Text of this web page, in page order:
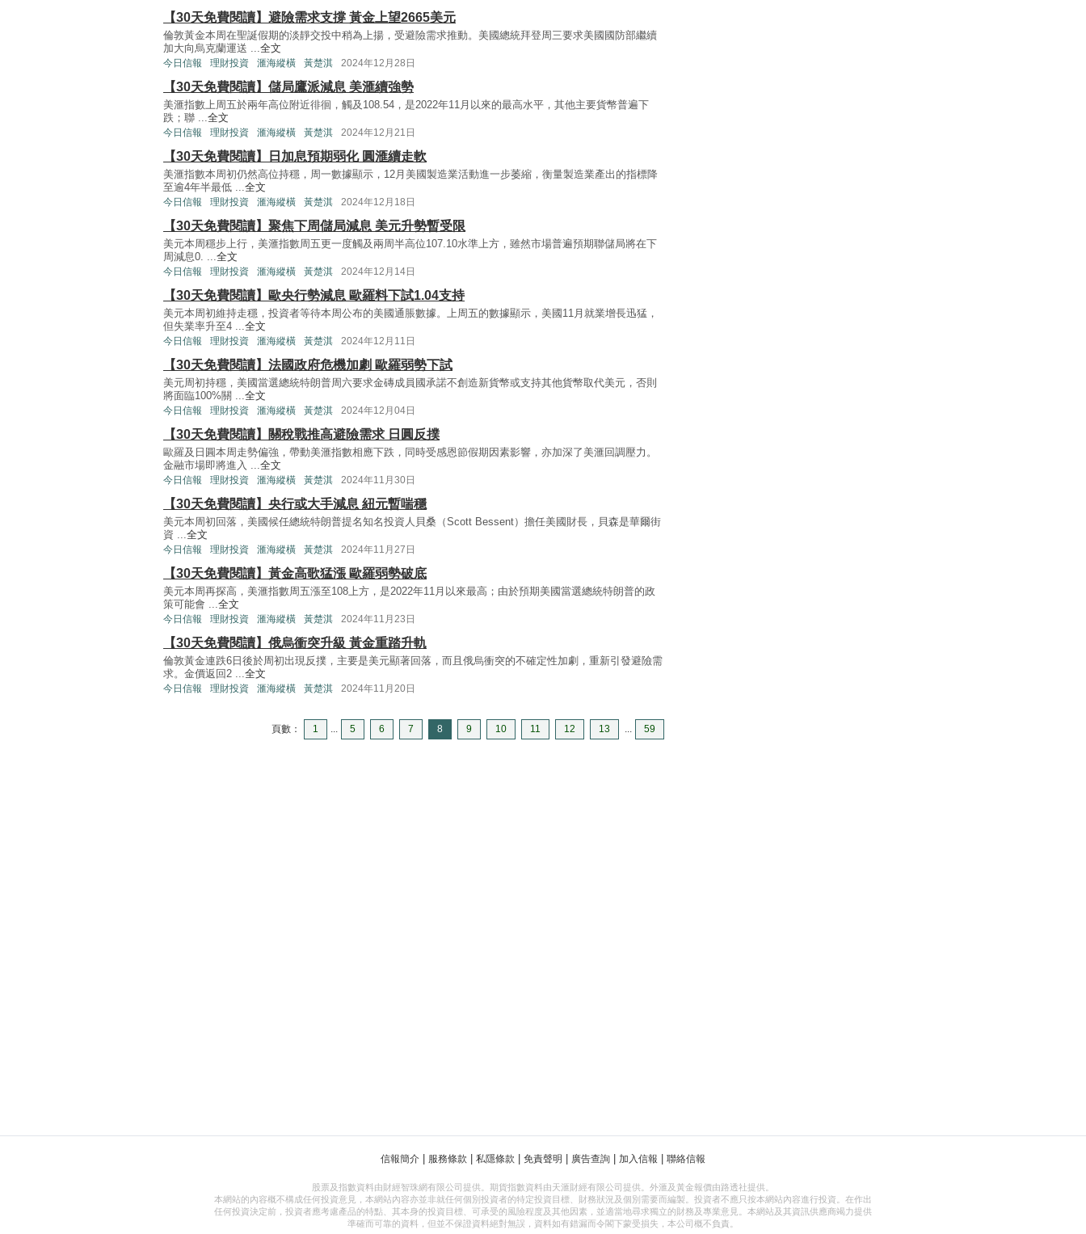
【30天免費閱讀】避險需求支撐 黃金上望2665美元
倫敦黃金本周在聖誕假期的淡靜交投中稍為上揚，受避險需求推動。美國總統拜登周三要求美國國防部繼續
加大向烏克蘭運送 ...全文
今日信報 理財投資 滙海縱橫 黃楚淇 2024年12月28日
【30天免費閱讀】儲局鷹派減息 美滙續強勢
美滙指數上周五於兩年高位附近徘徊，觸及108.54，是2022年11月以來的最高水平，其他主要貨幣普遍下
跌；聯 ...全文
今日信報 理財投資 滙海縱橫 黃楚淇 2024年12月21日
【30天免費閱讀】日加息預期弱化 圓滙續走軟
美滙指數本周初仍然高位持穩，周一數據顯示，12月美國製造業活動進一步萎縮，衡量製造業產出的指標降
至逾4年半最低 ...全文
今日信報 理財投資 滙海縱橫 黃楚淇 2024年12月18日
【30天免費閱讀】聚焦下周儲局減息 美元升勢暫受限
美元本周穩步上行，美滙指數周五更一度觸及兩周半高位107.10水準上方，雖然市場普遍預期聯儲局將在下
周減息0. ...全文
今日信報 理財投資 滙海縱橫 黃楚淇 2024年12月14日
【30天免費閱讀】歐央行勢減息 歐羅料下試1.04支持
美元本周初維持走穩，投資者等待本周公布的美國通脹數據。上周五的數據顯示，美國11月就業增長迅猛，
但失業率升至4 ...全文
今日信報 理財投資 滙海縱橫 黃楚淇 2024年12月11日
【30天免費閱讀】法國政府危機加劇 歐羅弱勢下試
美元周初持穩，美國當選總統特朗普周六要求金磚成員國承諾不創造新貨幣或支持其他貨幣取代美元，否則
將面臨100%關 ...全文
今日信報 理財投資 滙海縱橫 黃楚淇 2024年12月04日
【30天免費閱讀】關稅戰推高避險需求 日圓反撲
歐羅及日圓本周走勢偏強，帶動美滙指數相應下跌，同時受感恩節假期因素影響，亦加深了美滙回調壓力。
金融市場即將進入 ...全文
今日信報 理財投資 滙海縱橫 黃楚淇 2024年11月30日
【30天免費閱讀】央行或大手減息 紐元暫喘穩
美元本周初回落，美國候任總統特朗普提名知名投資人貝桑（Scott Bessent）擔任美國財長，貝森是華爾街
資 ...全文
今日信報 理財投資 滙海縱橫 黃楚淇 2024年11月27日
【30天免費閱讀】黃金高歌猛漲 歐羅弱勢破底
美元本周再探高，美滙指數周五漲至108上方，是2022年11月以來最高；由於預期美國當選總統特朗普的政
策可能會 ...全文
今日信報 理財投資 滙海縱橫 黃楚淇 2024年11月23日
【30天免費閱讀】俄烏衝突升級 黃金重踏升軌
倫敦黃金連跌6日後於周初出現反撲，主要是美元顯著回落，而且俄烏衝突的不確定性加劇，重新引發避險需
求。金價返回2 ...全文
今日信報 理財投資 滙海縱橫 黃楚淇 2024年11月20日
頁數： 1 ... 5 6 7 8 9 10 11 12 13 ... 59
信報簡介 服務條款 私隱條款 免責聲明 廣告查詢 加入信報 聯絡信報
股票及指數資料由財經智珠網有限公司提供。期貨指數資料由天滙財經有限公司提供。外滙及黃金報價由路透社提供。
本網站的內容概不構成任何投資意見，本網站內容亦並非就任何個別投資者的特定投資目標、財務狀況及個別需要而編製。投資者不應只按本網站內容進行投資。在作出
任何投資決定前，投資者應考慮產品的特點、其本身的投資目標、可承受的風險程度及其他因素，並適當地尋求獨立的財務及專業意見。本網站及其資訊供應商竭力提供
準確而可靠的資料，但並不保證資料絕對無誤，資料如有錯漏而令閣下蒙受損失，本公司概不負責。